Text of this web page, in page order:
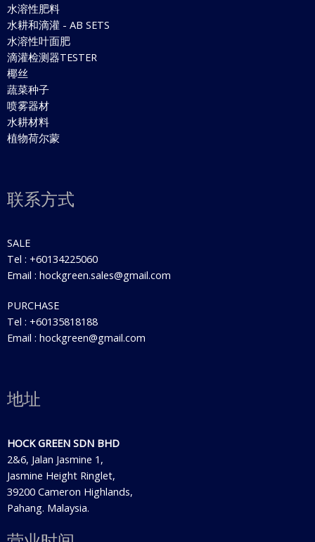
水溶性肥料
水耕和滴灌 - AB SETS
水溶性叶面肥
滴灌检测器TESTER
椰丝
蔬菜种子
喷雾器材
水耕材料
植物荷尔蒙
联系方式
SALE
Tel : +60134225060
Email : hockgreen.sales@gmail.com
PURCHASE
Tel : +60135818188
Email : hockgreen@gmail.com
地址
HOCK GREEN SDN BHD
2&6, Jalan Jasmine 1,
Jasmine Height Ringlet,
39200 Cameron Highlands,
Pahang. Malaysia.